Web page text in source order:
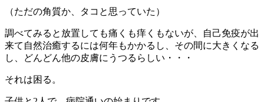
（ただの角質か、タコと思っていた）
調べてみると放置しても痛くも痒くもないが、自己免疫が出
来て自然治癒するには何年もかかるし、その間に大きくなる
し、どんどん他の皮膚にうつるらしい・・・
それは困る。